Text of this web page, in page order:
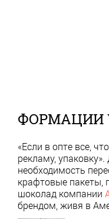
ФОРМАЦИИ
«Если в опте все,
рекламу,
необходимость
крафтовые пакеты,
шоколад компании
брендом, живя в